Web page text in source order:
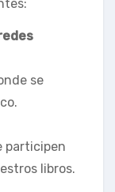
se
participen
libros.